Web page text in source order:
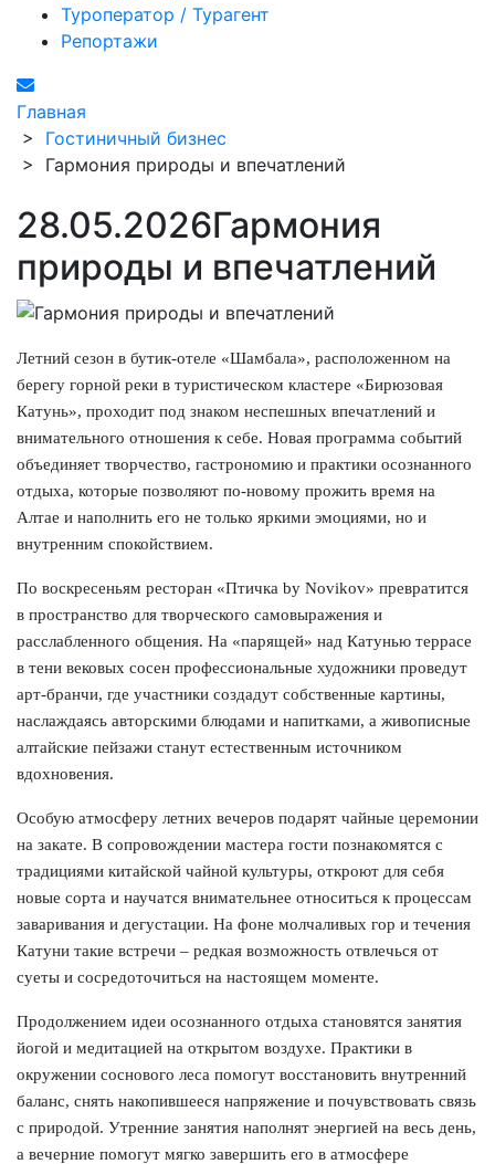
Туроператор / Турагент
Репортажи
Главная
> Гостиничный бизнес
> Гармония природы и впечатлений
28.05.2026Гармония
природы и впечатлений
Летний сезон в бутик-отеле «Шамбала», расположенном на
берегу горной реки в туристическом кластере «Бирюзовая
Катунь», проходит под знаком неспешных впечатлений и
внимательного отношения к себе. Новая программа событий
объединяет творчество, гастрономию и практики осознанного
отдыха, которые позволяют по-новому прожить время на
Алтае и наполнить его не только яркими эмоциями, но и
внутренним спокойствием.
По воскресеньям ресторан «Птичка by Novikov» превратится
в пространство для творческого самовыражения и
расслабленного общения. На «парящей» над Катунью террасе
в тени вековых сосен профессиональные художники проведут
арт-бранчи, где участники создадут собственные картины,
наслаждаясь авторскими блюдами и напитками, а живописные
алтайские пейзажи станут естественным источником
вдохновения.
Особую атмосферу летних вечеров подарят чайные церемонии
на закате. В сопровождении мастера гости познакомятся с
традициями китайской чайной культуры, откроют для себя
новые сорта и научатся внимательнее относиться к процессам
заваривания и дегустации. На фоне молчаливых гор и течения
Катуни такие встречи – редкая возможность отвлечься от
суеты и сосредоточиться на настоящем моменте.
Продолжением идеи осознанного отдыха становятся занятия
йогой и медитацией на открытом воздухе. Практики в
окружении соснового леса помогут восстановить внутренний
баланс, снять накопившееся напряжение и почувствовать связь
с природой. Утренние занятия наполнят энергией на весь день,
а вечерние помогут мягко завершить его в атмосфере